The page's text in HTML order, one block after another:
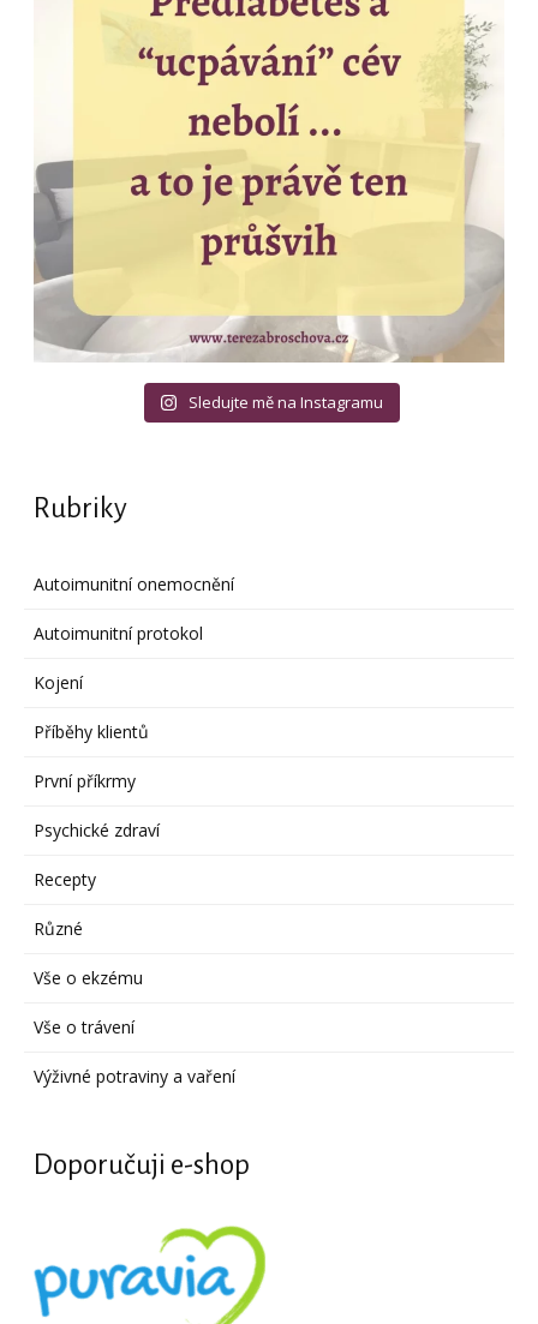
Sledujte mě na Instagramu
Rubriky
Autoimunitní onemocnění
Autoimunitní protokol
Kojení
Příběhy klientů
První příkrmy
Psychické zdraví
Recepty
Různé
Vše o ekzému
Vše o trávení
Výživné potraviny a vaření
Doporučuji e-shop